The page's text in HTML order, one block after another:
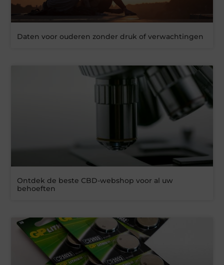
Daten voor ouderen zonder druk of verwachtingen
Ontdek de beste CBD-webshop voor al uw
behoeften